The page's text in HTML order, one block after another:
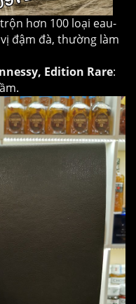
hơn 100 loại eau-
đậm đà, thường làm
Edition Rare: